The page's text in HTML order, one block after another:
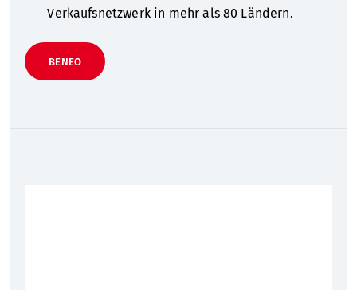
Verkaufsnetzwerk in mehr als 80 Ländern.
BENEO